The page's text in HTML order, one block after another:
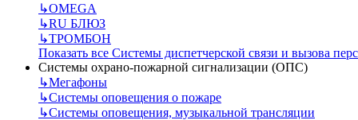
↳OMEGA
↳RU БЛЮЗ
↳ТРОМБОН
Показать все Системы диспетчерской связи и вызова
Системы охрано-пожарной сигнализации (ОПС)
↳Мегафоны
↳Системы оповещения о пожаре
↳Системы оповещения, музыкальной трансляции